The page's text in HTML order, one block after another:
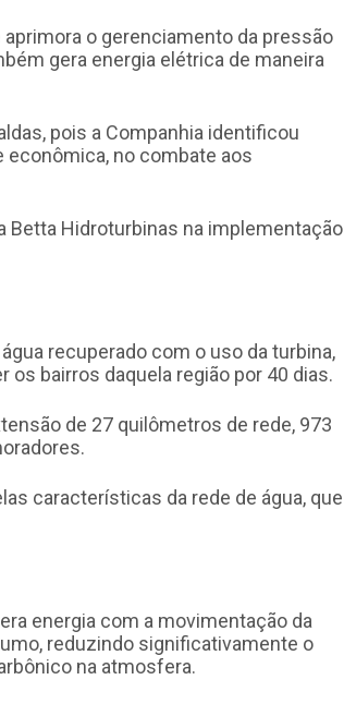
o gerenciamento da pressão
gera energia elétrica de maneira
pois a Companhia identificou
no combate aos
Betta Hidroturbinas na implementação
recuperado com o uso da turbina,
os bairros daquela região por 40 dias.
de 27 quilômetros de rede, 973
características da rede de água, que
energia com a movimentação da
reduzindo significativamente o
na atmosfera.